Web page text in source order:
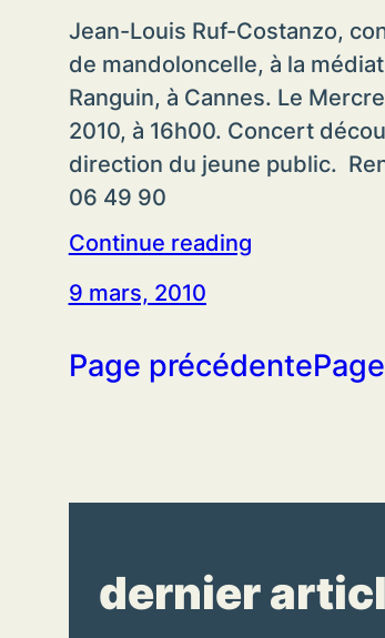
Jean-Louis Ruf-Costanzo,
de mandoloncelle, à la
Ranguin, à Cannes. Le
2010, à 16h00. Concert
direction du jeune public.
06 49 90
Continue reading
9 mars, 2010
Page précédente
dernier